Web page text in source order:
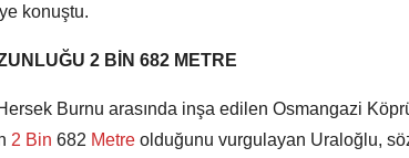
konuştu.
2 BİN 682 METRE
Burnu arasında inşa edilen Osmangazi
2 Bin 682 Metre olduğunu vurgulayan Uraloğlu,